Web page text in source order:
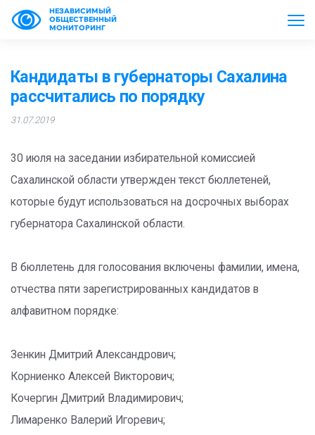
НЕЗАВИСИМЫЙ
ОБЩЕСТВЕННЫЙ
МОНИТОРИНГ
Кандидаты в губернаторы Сахалина
рассчитались по порядку
31.07.2019
30 июля на заседании избирательной комиссией
Сахалинской области утвержден текст бюллетеней,
которые будут использоваться на досрочных выборах
губернатора Сахалинской области.
В бюллетень для голосования включены фамилии, имена,
отчества пяти зарегистрированных кандидатов в
алфавитном порядке:
Зенкин Дмитрий Александрович;
Корниенко Алексей Викторович;
Кочергин Дмитрий Владимирович;
Лимаренко Валерий Игоревич;